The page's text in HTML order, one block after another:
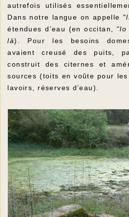
autrefois utilisés
Dans notre langue on appelle "
étendues d’eau (en occitan, "lo
là). Pour les besoins
avaient creusé des puits,
construit des citernes et
sources (toits en voûte pour
lavoirs, réserves d’eau).